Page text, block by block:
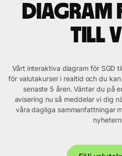
Diagram
till
Vårt interaktiva diagram för SGD
för valutakurser i realtid och du
senaste 5 åren. Väntar du på
avisering nu så meddelar vi dig
våra dagliga sammanfattningar